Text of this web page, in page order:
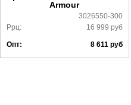
Armour
3026550-300
Ррц:
16 999 руб
Опт: 8 611руб